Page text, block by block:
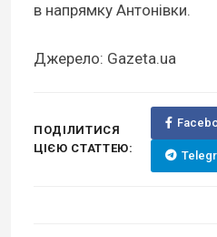
в напрямку Антонівки.
Джерело: Gazeta.ua
ПОДІЛИТИСЯ
ЦІЄЮ СТАТТЕЮ: